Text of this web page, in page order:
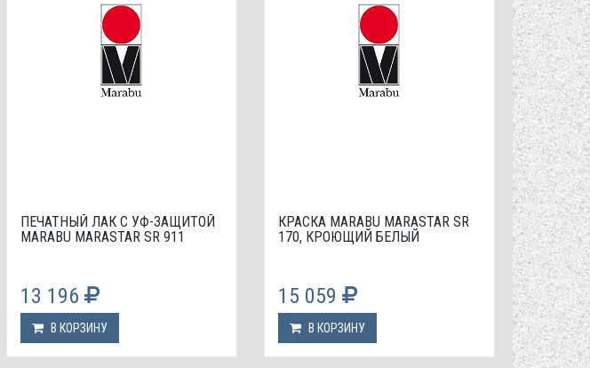
ПЕЧАТНЫЙ ЛАК С УФ-ЗАЩИТОЙ
МАRABU MARASTAR SR 911
13 196
В КОРЗИНУ
КРАСКА МАRABU MARASTAR SR
170, КРОЮЩИЙ БЕЛЫЙ
15 059
В КОРЗИНУ